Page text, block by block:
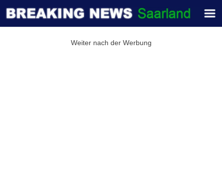
Weiter nach der Werbung